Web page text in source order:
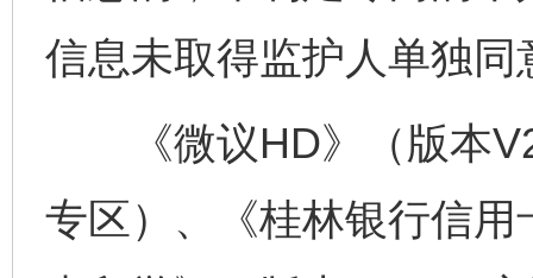
信息未取得监护人单独
《微议HD》（版本
专区）、《桂林银行信